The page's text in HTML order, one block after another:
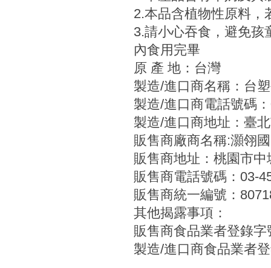
2.本品含植物性原料，
3.請小心吞食，避免孩
內食用完畢
原 產 地：台灣
製造/進口商名稱：台
製造/進口商電話號碼
製造/進口商地址：臺
販售商廠商名稱:灝翎
販售商地址：桃園市
販售商電話號碼：03-
販售商統一編號：
其他揭露事項：
販售商食品業者登錄
製造/進口商食品業者